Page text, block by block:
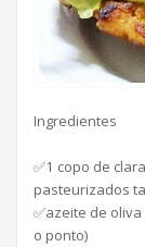
Ingredientes
✅1 copo de
pasteurizados
✅azeite de
o ponto)